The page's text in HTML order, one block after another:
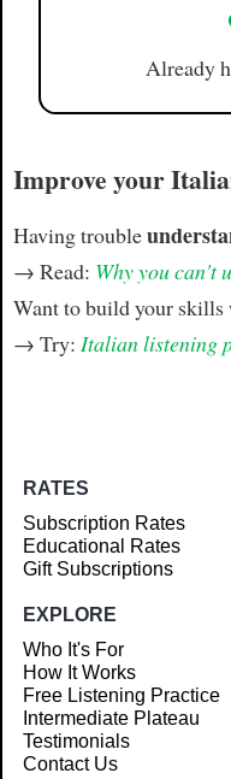
Already
Improve your
Having trouble
→ Read: Why you can't
Want to build your skills
→ Try: Italian listening
RATES
Subscription Rates
Educational Rates
Gift Subscriptions
EXPLORE
Who It's For
How It Works
Free Listening Practice
Intermediate Plateau
Testimonials
Contact Us